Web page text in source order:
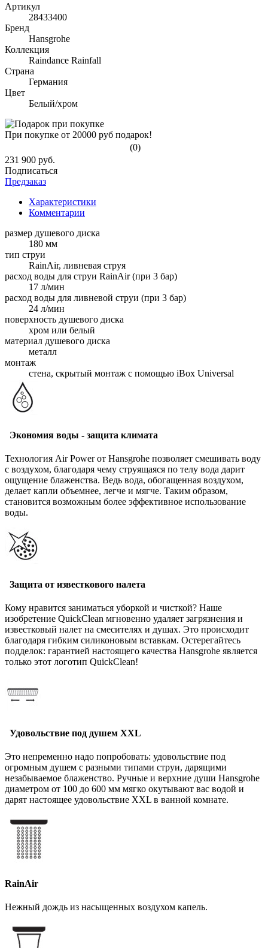
Артикул
28433400
Бренд
Hansgrohe
Коллекция
Raindance Rainfall
Страна
Германия
Цвет
Белый/хром
При покупке от 20000 руб подарок!
(0)
231 900 руб.
Подписаться
Предзаказ
Характеристики
Комментарии
размер душевого диска
180 мм
тип струи
RainAir, ливневая струя
расход воды для струи RainAir (при 3 бар)
17 л/мин
расход воды для ливневой струи (при 3 бар)
24 л/мин
поверхность душевого диска
хром или белый
материал душевого диска
металл
монтаж
стена, скрытый монтаж с помощью iBox Universal
Экономия воды - защита климата
Технология Air Power от Hansgrohe позволяет смешивать воду
с воздухом, благодаря чему струящаяся по телу вода дарит
ощущение блаженства. Ведь вода, обогащенная воздухом,
делает капли объемнее, легче и мягче. Таким образом,
становится возможным более эффективное использование
воды.
Защита от известкового налета
Кому нравится заниматься уборкой и чисткой? Наше
изобретение QuickClean мгновенно удаляет загрязнения и
известковый налет на смесителях и душах. Это происходит
благодаря гибким силиконовым вставкам. Остерегайтесь
подделок: гарантией настоящего качества Hansgrohe является
только этот логотип QuickClean!
Удовольствие под душем XXL
Это непременно надо попробовать: удовольствие под
огромным душем с разными типами струи, дарящими
незабываемое блаженство. Ручные и верхние души Hansgrohe
диаметром от 100 до 600 мм мягко окутывают вас водой и
дарят настоящее удовольствие XXL в ванной комнате.
RainAir
Нежный дождь из насыщенных воздухом капель.